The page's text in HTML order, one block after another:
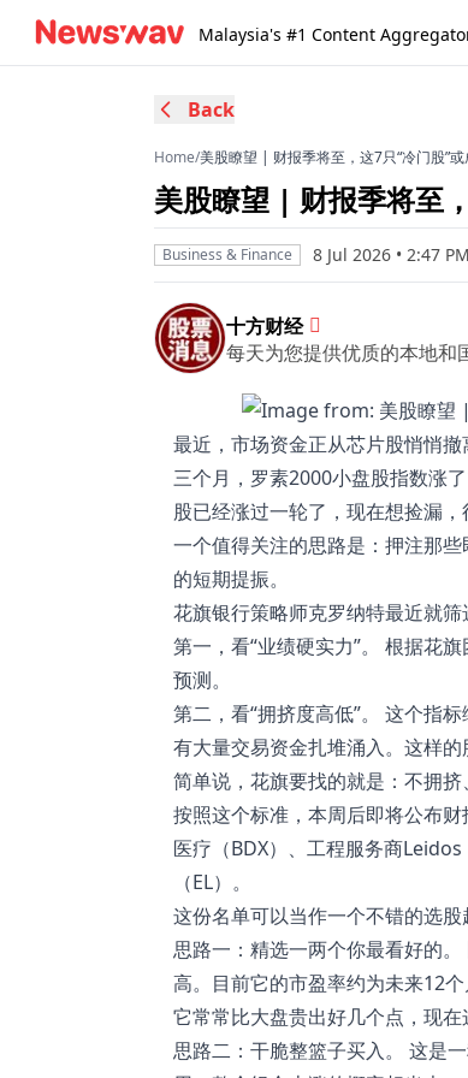
Malaysia's #1 Content
Back
Home/美股瞭望 | 财报季将至，这7只“冷门股”
美股瞭望 | 财报季将至
Business & Finance 8 Jul 2026 • 2:47
十方财经
每天为您提供优质的本地和
最近，市场资金正从芯片股悄悄
三个月，罗素2000小盘股指数涨
股已经涨过一轮了，现在想捡漏，
一个值得关注的思路是：押注那
的短期提振。
花旗银行策略师克罗纳特最近就
第一，看“业绩硬实力”。 根据花
预测。
第二，看“拥挤度高低”。 这个指
有大量交易资金扎堆涌入。这样
简单说，花旗要找的就是：不拥挤
按照这个标准，本周后即将公布
医疗（BDX）、工程服务商
（EL）。
这份名单可以当作一个不错的选
思路一：精选一两个你最看好的
高。目前它的市盈率约为未来12
它常常比大盘贵出好几个点，现在
思路二：干脆整篮子买入。 这是